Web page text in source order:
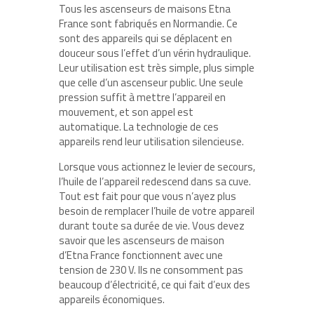
Tous les ascenseurs de maisons Etna
France sont fabriqués en Normandie. Ce
sont des appareils qui se déplacent en
douceur sous l’effet d’un vérin hydraulique.
Leur utilisation est très simple, plus simple
que celle d’un ascenseur public. Une seule
pression suffit à mettre l’appareil en
mouvement, et son appel est
automatique. La technologie de ces
appareils rend leur utilisation silencieuse.
Lorsque vous actionnez le levier de secours,
l’huile de l’appareil redescend dans sa cuve.
Tout est fait pour que vous n’ayez plus
besoin de remplacer l’huile de votre appareil
durant toute sa durée de vie. Vous devez
savoir que les ascenseurs de maison
d’Etna France fonctionnent avec une
tension de 230 V. Ils ne consomment pas
beaucoup d’électricité, ce qui fait d’eux des
appareils économiques.